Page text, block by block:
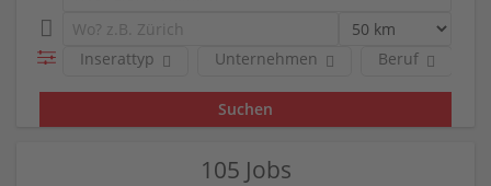
Inserattyp Unternehmen Beruf
105 Jobs